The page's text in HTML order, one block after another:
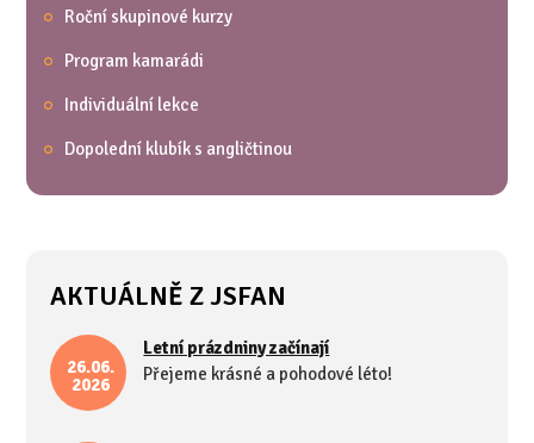
Roční skupinové kurzy
Program kamarádi
Individuální lekce
Dopolední klubík s angličtinou
AKTUÁLNĚ Z JSFAN
26.06.
2026
Letní prázdniny začínají
Přejeme krásné a pohodové léto!